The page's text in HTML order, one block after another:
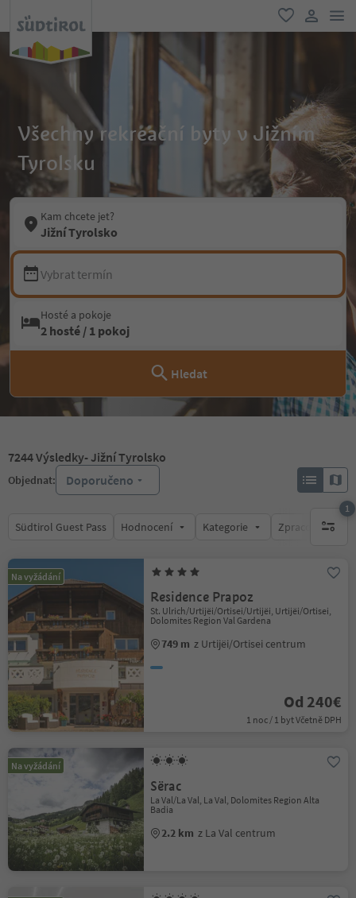
oblíbené
Všechny rekreační byty v Jižním
Tyrolsku
Kam chcete jet?
Jižní Tyrolsko
Vybrat termín
Hosté a pokoje
2 hosté / 1 pokoj
Hledat
7244Výsledky- Jižní Tyrolsko
Objednat: Doporučeno
Südtirol Guest Pass Hodnocení Kategorie Zpracovává
1
1
Na vyžádání
Residence Prapoz
St. Ulrich/Urtijëi/Ortisei/Urtijëi, Urtijëi/Ortisei,
Dolomites Region Val Gardena
749 m z Urtijëi/Ortisei centrum
Od 240€
1 noc / 1 byt Včetně DPH
Na vyžádání
Sërac
La Val/La Val, La Val, Dolomites Region Alta
Badia
2.2 km z La Val centrum